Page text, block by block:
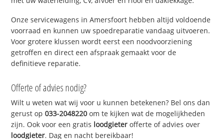
Onze servicewagens in Amersfoort hebben altijd voldoende
voorraad en kunnen uw spoedreparatie vandaag uitvoeren.
Voor grotere klussen wordt eerst een noodvoorziening
getroffen en direct een afspraak gemaakt voor de
definitieve reparatie.
Offerte of advies nodig?
Wilt u weten wat wij voor u kunnen betekenen? Bel ons dan
gerust op033-2048220 om te kijken wat de mogelijkheden
zijn. Ook voor een gratis loodgieter offerte of advies over
loodgieter. Dag en nacht bereikbaar!